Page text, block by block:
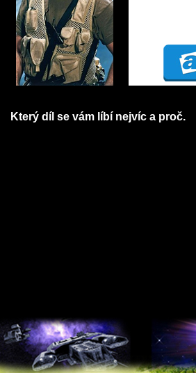
Který díl se vám líbí nejvíc a proč.